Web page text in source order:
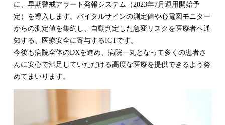
に、早期警戒アラート発報システム（2023年7月運用開始予
定）を導入します。バイタルサインの測定値や心電図モニター
からの測定値を集約し、自動判定した急変リスクを医療者へ通
知する、医療安全に寄与するICTです。
今後も病院全体のDXを進め、病院一丸となって多くの患者さ
んに安心で満足していただける高度な医療を提供できるよう努
めてまいります。